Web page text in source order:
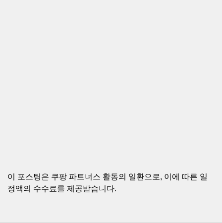
이 포스팅은 쿠팡 파트너스 활동의 일환으로, 이에 따른 일
정액의 수수료를 제공받습니다.